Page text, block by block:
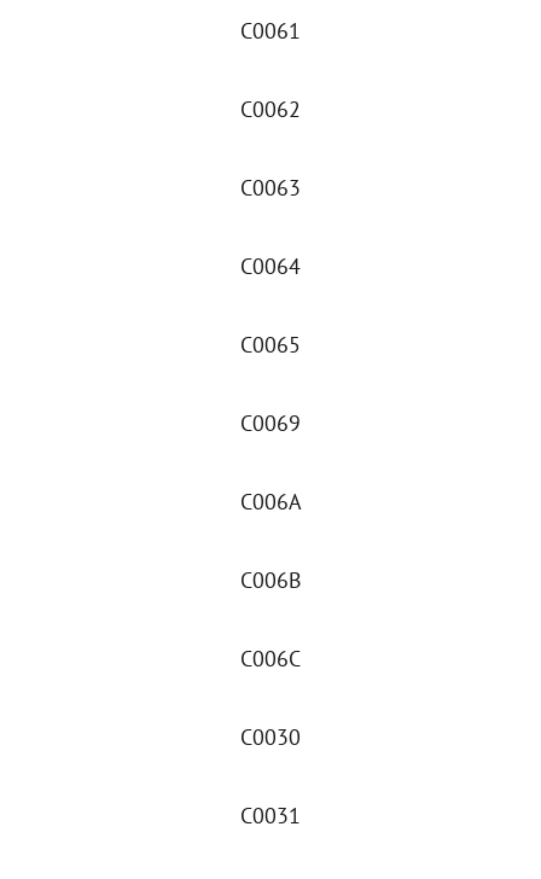
C0061
C0062
C0063
C0064
C0065
C0069
C006A
C006B
C006C
C0030
C0031